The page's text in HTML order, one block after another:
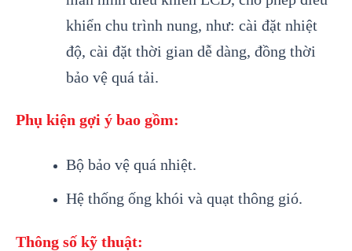
khiển chu trình nung, như: cài đặt nhiệt
độ, cài đặt thời gian dễ dàng, đồng thời
bảo vệ quá tải.
Phụ kiện gợi ý bao gồm:
Bộ bảo vệ quá nhiệt.
Hệ thống ống khói và quạt thông gió.
Thông số kỹ thuật: